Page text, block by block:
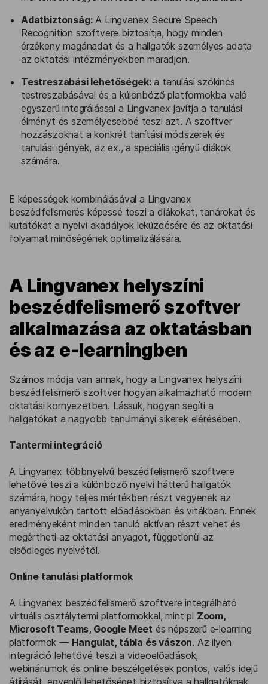
Adatbiztonság:A Lingvanex Secure Speech
Recognition szoftvere biztosítja, hogy minden
érzékeny magánadat és a hallgatók személyes adata
az oktatási intézményekben maradjon.
Testreszabási lehetőségek:a tanulási szókincs
testreszabásával és a különböző platformokba való
egyszerű integrálással a Lingvanex javítja a tanulási
élményt és személyesebbé teszi azt. A szoftver
hozzászokhat a konkrét tanítási módszerek és
tanulási igények, az ex., a speciális igényű diákok
számára.
E képességek kombinálásával a Lingvanex
beszédfelismerés képessé teszi a diákokat, tanárokat és
kutatókat a nyelvi akadályok leküzdésére és az oktatási
folyamat minőségének optimalizálására.
A Lingvanex helyszíni
beszédfelismerő szoftver
alkalmazása az oktatásban
és az e-learningben
Számos módja van annak, hogy a Lingvanex helyszíni
beszédfelismerő szoftver hogyan alkalmazható modern
oktatási környezetben. Lássuk, hogyan segíti a
hallgatókat a nagyobb tanulmányi sikerek elérésében.
Tantermi integráció
A Lingvanex többnyelvű beszédfelismerő szoftvere
lehetővé teszi a különböző nyelvi hátterű hallgatók
számára, hogy teljes mértékben részt vegyenek az
anyanyelvükön tartott előadásokban és vitákban. Ennek
eredményeként minden tanuló aktívan részt vehet és
megértheti az oktatási anyagot, függetlenül az
elsődleges nyelvétől.
Online tanulási platformok
A Lingvanex beszédfelismerő szoftvere integrálható
virtuális osztálytermi platformokkal, mint pl Zoom,
Microsoft Teams, Google Meet és népszerű e-learning
platformok — Hangulat, tábla és vászon. Az ilyen
integráció lehetővé teszi a videoelőadások,
webináriumok és online beszélgetések pontos, valós idejű